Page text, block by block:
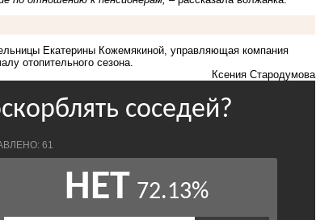
Екатерины Кожемякиной, управляющая компания
отопительного сезона
Ксения Стародумова